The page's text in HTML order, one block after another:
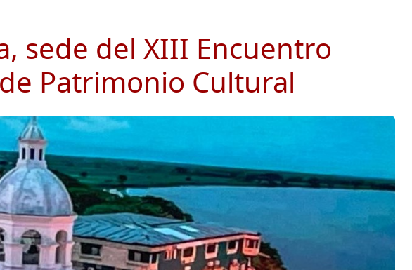
sede del XIII Encuentro
Patrimonio Cultural